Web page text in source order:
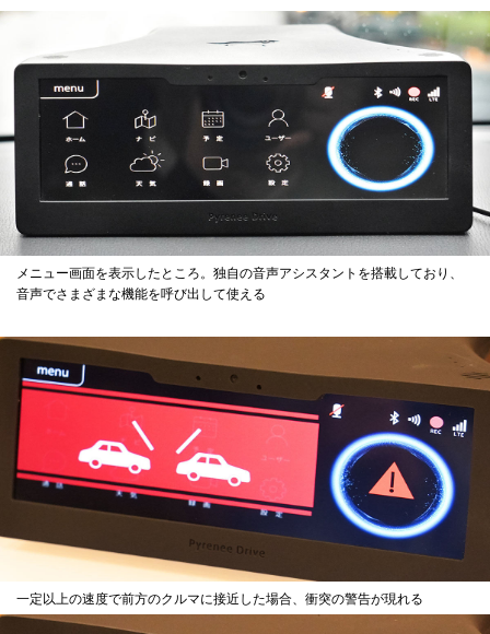
メニュー画面を表示したところ。独自の音声アシスタントを搭載しており、
音声でさまざまな機能を呼び出して使える
一定以上の速度で前方のクルマに接近した場合、衝突の警告が現れる